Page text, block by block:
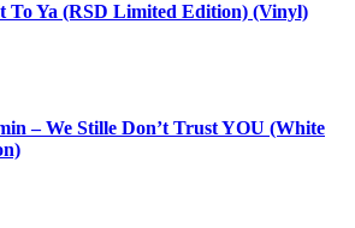
To Ya (RSD Limited Edition) (Vinyl)
– We Stille Don’t Trust YOU (White